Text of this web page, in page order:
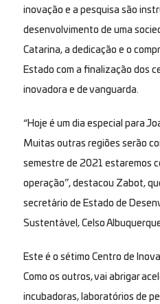
inovação e a pesquisa são
desenvolvimento de uma
Catarina, a dedicação e o
Estado com a finalização dos
inovadora e de vanguarda.
“Hoje é um dia especial para
Muitas outras regiões serão
semestre de 2021 estaremos
operação”, destacou Zabot,
secretário de Estado de
Sustentável, Celso
Este é o sétimo Centro de
Como os outros, vai abrigar
incubadoras, laboratórios de